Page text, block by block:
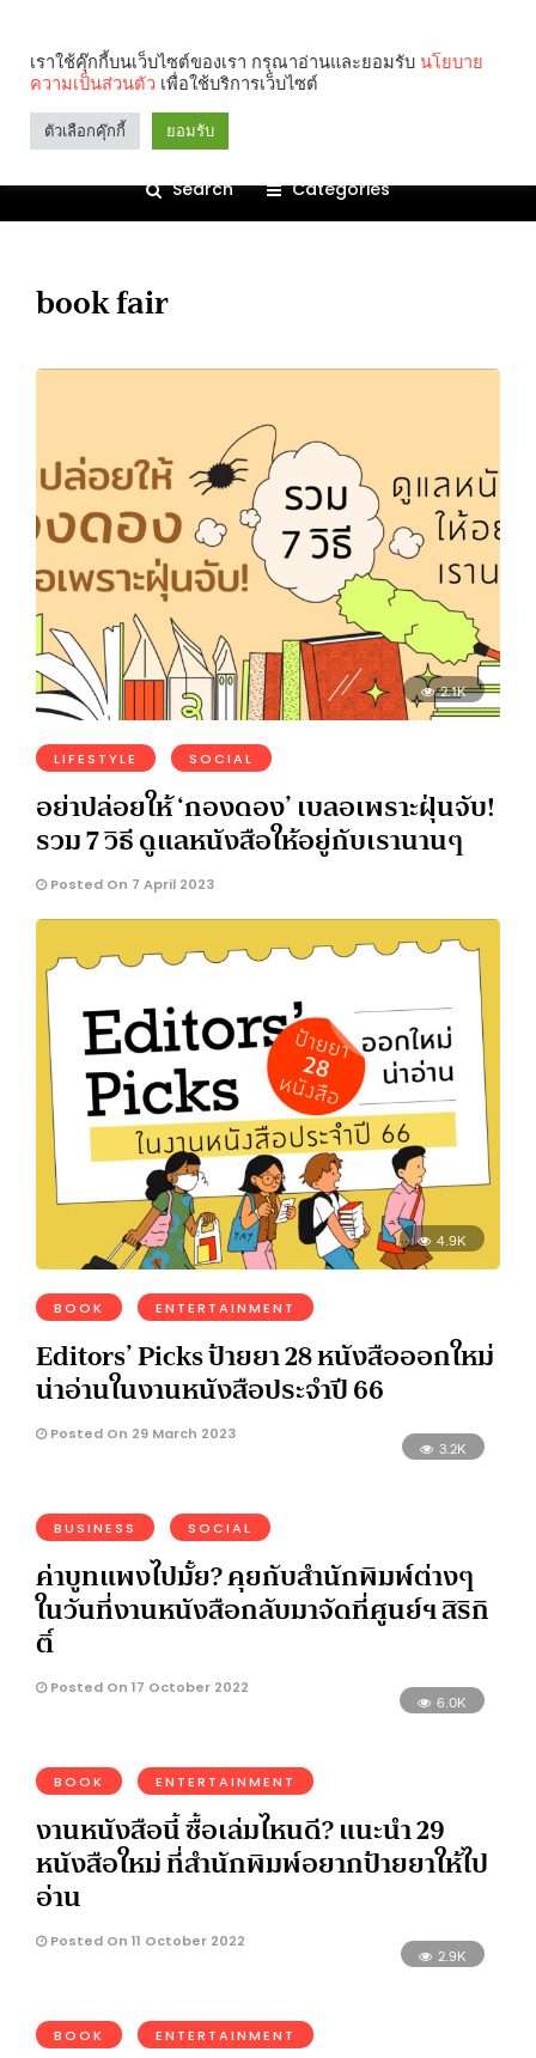
Search Categories
book fair
2.1K
LIFESTYLE SOCIAL
อย่าปล่อยให้ ‘กองดอง’ เบลอเพราะฝุ่นจับ!
รวม 7 วิธี ดูแลหนังสือให้อยู่กับเรานานๆ
Posted On 7 April 2023
4.9K
BOOK ENTERTAINMENT
Editors’ Picks ป้ายยา 28 หนังสือออกใหม่
น่าอ่านในงานหนังสือประจำปี 66
Posted On 29 March 2023
3.2K
BUSINESS SOCIAL
ค่าบูทแพงไปมั้ย? คุยกับสำนักพิมพ์ต่างๆ
ในวันที่งานหนังสือกลับมาจัดที่ศูนย์ฯ สิริกิ
ติ์
Posted On 17 October 2022
6.0K
BOOK ENTERTAINMENT
งานหนังสือนี้ ซื้อเล่มไหนดี? แนะนำ 29
หนังสือใหม่ ที่สำนักพิมพ์อยากป้ายยาให้ไป
อ่าน
Posted On 11 October 2022
2.9K
BOOK ENTERTAINMENT
เราใช้คุ๊กกี้บนเว็บไซต์ของเรา กรุณาอ่านและยอมรับ นโยบาย
ความเป็นส่วนตัว เพื่อใช้บริการเว็บไซต์
ตัวเลือกคุ๊กกี้ ยอมรับ